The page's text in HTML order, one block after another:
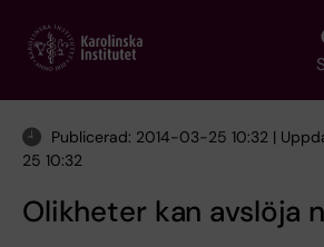
main
Publicerad: 2014-03-25 10:32 |
25 10:32
Olikheter kan avslöja